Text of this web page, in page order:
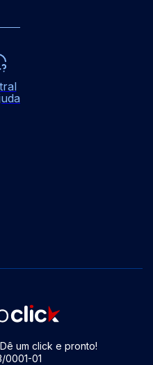
um click e pronto!
0001-01